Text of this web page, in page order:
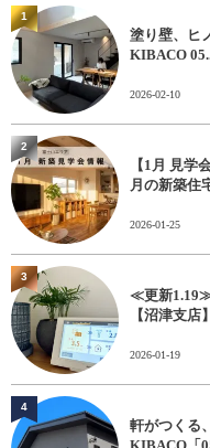
塗り壁、ヒ
KIBACO
2026-02-10
1
【1月 見
月の新築住
2026-01-25
2
≪更新
【沼津支店】
2026-01-19
3
軒がつくる
4